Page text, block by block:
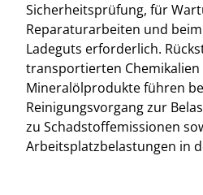
Sicherheitsprüfung, für
Reparaturarbeiten und
Ladeguts erforderlich.
transportierten Chemikalien
Mineralölprodukte führen
Reinigungsvorgang zur
zu Schadstoffemissionen
Arbeitsplatzbelastungen in